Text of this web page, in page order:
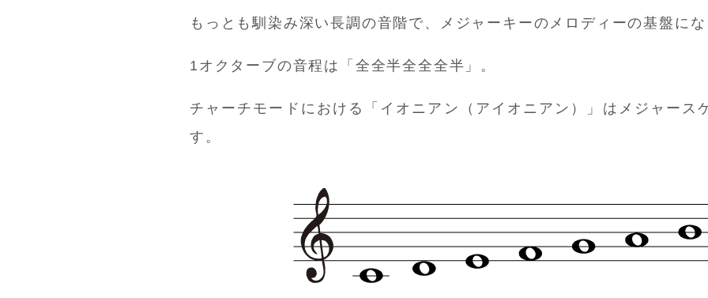
もっとも馴染み深い長調の音階で、メジャーキーのメロディーの基盤にな
1オクターブの音程は「全全半全全全半」。
チャーチモードにおける「イオニアン（アイオニアン）」はメジャース
す。